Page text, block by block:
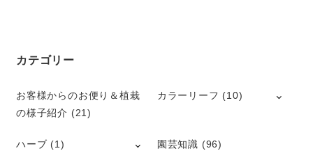
カテゴリー
お客様からのお便り＆植栽
の様子紹介 (21)
カラーリーフ (10)
ハーブ (1) 園芸知識 (96)